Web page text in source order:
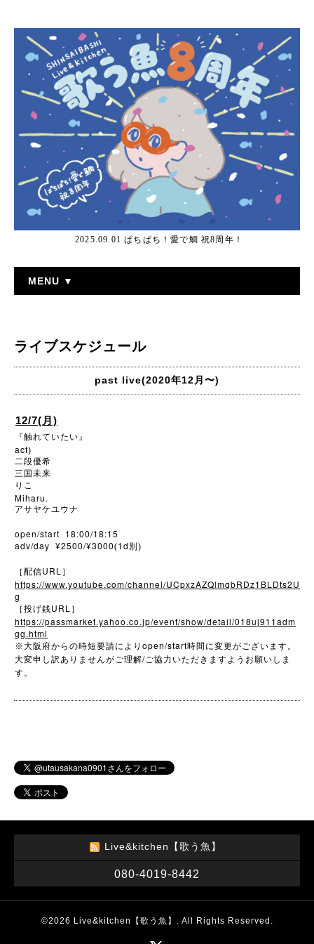
2025.09.01 ぱちぱち！愛で鯛 祝8周年！
MENU ▼
ライブスケジュール
past live(2020年12月〜)
12/7(月)
『触れていたい』
act)
二段優希
三国未来
りこ
Miharu.
アサヤケユウナ
open/start 18:00/18:15
adv/day ¥2500/¥3000(1d 別)
［配信URL ］
https://www.youtube.com/channel/UCpxzAZQlmqbRDz1BLDts2U
g
［投げ銭URL ］
https://passmarket.yahoo.co.jp/event/show/detail/018uj911adm
gg.html
※大阪府からの時短要請により open/start時間に変更がございます。
大変申し訳ありませんがご理解/ご協力いただきますようお願いしま
す。
Live&kitchen【歌う魚】
080-4019-8442
©2026 Live&kitchen【歌う魚】 . All Rights Reserved.